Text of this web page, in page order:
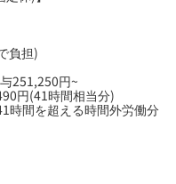
負担)
251,250円~
円(41時間相当分)
時間を超える時間外労働分